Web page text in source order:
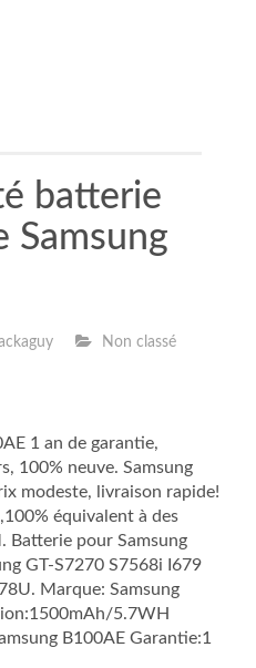
batterie
Samsung
Non classé
1 an de garantie,
100% neuve. Samsung
modeste, livraison rapide!
équivalent à des
Batterie pour Samsung
GT-S7270 S7568i I679
Marque: Samsung
5.7WH
B100AE Garantie:1